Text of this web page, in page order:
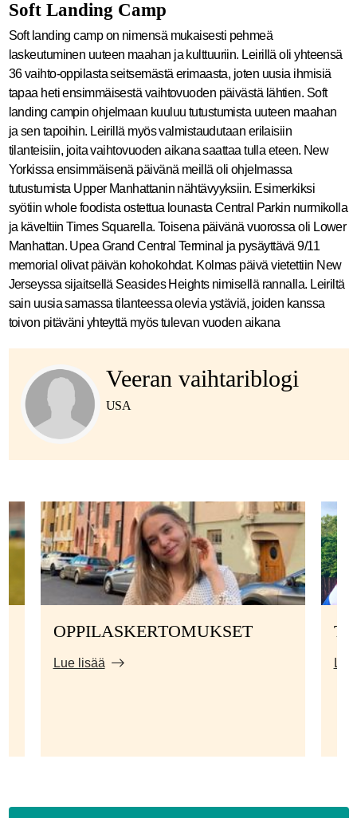
Soft Landing Camp
Soft landing camp on nimensä mukaisesti pehmeä
laskeutuminen uuteen maahan ja kulttuuriin. Leirillä oli yhteensä
36 vaihto-oppilasta seitsemästä erimaasta, joten uusia ihmisiä
tapaa heti ensimmäisestä vaihtovuoden päivästä lähtien. Soft
landing campin ohjelmaan kuuluu tutustumista uuteen maahan
ja sen tapoihin. Leirillä myös valmistaudutaan erilaisiin
tilanteisiin, joita vaihtovuoden aikana saattaa tulla eteen. New
Yorkissa ensimmäisenä päivänä meillä oli ohjelmassa
tutustumista Upper Manhattanin nähtävyyksiin. Esimerkiksi
syötiin whole foodista ostettua lounasta Central Parkin nurmikolla
ja käveltiin Times Squarella. Toisena päivänä vuorossa oli Lower
Manhattan. Upea Grand Central Terminal ja pysäyttävä 9/11
memorial olivat päivän kohokohdat. Kolmas päivä vietettiin New
Jerseyssa sijaitsellä Seasides Heights nimisellä rannalla. Leiriltä
sain uusia samassa tilanteessa olevia ystäviä, joiden kanssa
toivon pitäväni yhteyttä myös tulevan vuoden aikana
Veeran vaihtariblogi
USA
OPPILASKERTOMUKSET
Lue lisää